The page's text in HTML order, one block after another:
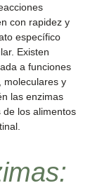
con rapidez y
específico
Existen
a funciones
moleculares y
las enzimas
los alimentos